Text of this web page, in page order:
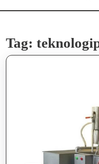
Tag: